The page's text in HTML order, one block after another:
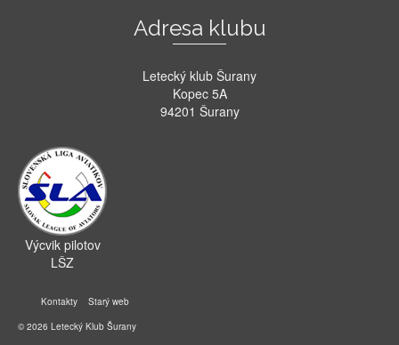
Adresa klubu
Letecký klub Šurany
Kopec 5A
94201 Šurany
Výcvik pilotov
LŠZ
Kontakty
Starý web
© 2026 Letecký Klub Šurany